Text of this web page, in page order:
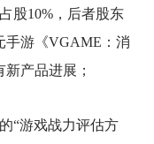
股10%，后者股东
手游《VGAME：消
产品进展；
“游戏战力评估方